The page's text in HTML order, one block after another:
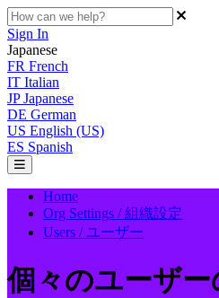
Sign In
Japanese
FR French
IT Italian
JP Japanese
DE German
US English (US)
ES Spanish
Home
Org Settings / 組織設定
Users / ユーザー
個々のユーザー